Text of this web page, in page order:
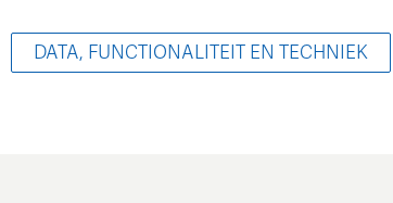
DATA, FUNCTIONALITEIT EN TECHNIEK